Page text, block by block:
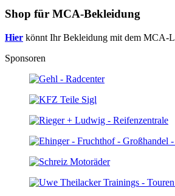
Shop für MCA-Bekleidung
Hier könnt Ihr Bekleidung mit dem MCA-
Sponsoren